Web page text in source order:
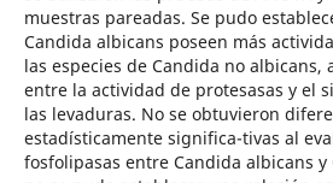
muestras pareadas. Se pudo
Candida albicans poseen más
las especies de Candida no albicans,
entre la actividad de protesasas y el
las levaduras. No se obtuvieron
estadísticamente significa-tivas al
fosfolipasas entre Candida albicans